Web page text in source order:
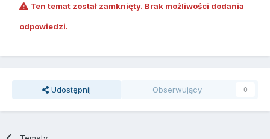
Ten temat został zamknięty. Brak możliwości dodania
odpowiedzi.
Udostępnij Obserwujący 0